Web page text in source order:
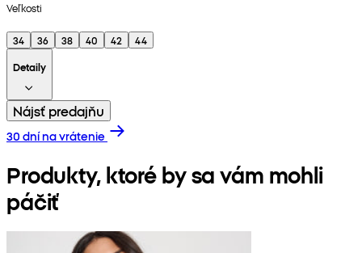
Veľkosti
34 36 38 40 42
44
Detaily
Nájsť predajňu
30 dní na vrátenie
Produkty, ktoré by sa vám mohli
páčiť